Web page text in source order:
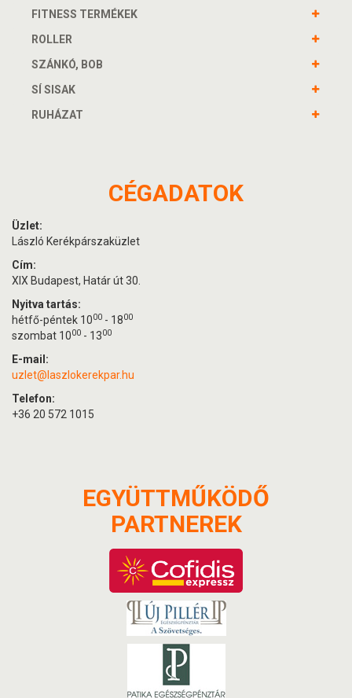
FITNESS TERMÉKEK
ROLLER
SZÁNKÓ, BOB
SÍ SISAK
RUHÁZAT
CÉGADATOK
Üzlet:
László Kerékpárszaküzlet
Cím:
XIX Budapest, Határ út 30.
Nyitva tartás:
hétfő-péntek 1000 - 1800
szombat 1000 - 1300
E-mail:
uzlet@laszlokerekpar.hu
Telefon:
+36 20 572 1015
EGYÜTTMŰKÖDŐ
PARTNEREK